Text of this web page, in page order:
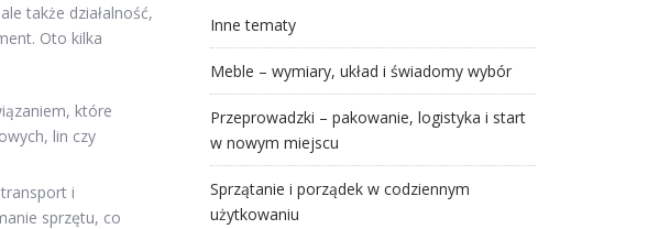
także działalność,
Oto kilka
które
lin czy
i
sprzętu, co
Inne tematy
Meble – wymiary, układ i świadomy wybór
Przeprowadzki – pakowanie, logistyka i start
w nowym miejscu
Sprzątanie i porządek w codziennym
użytkowaniu